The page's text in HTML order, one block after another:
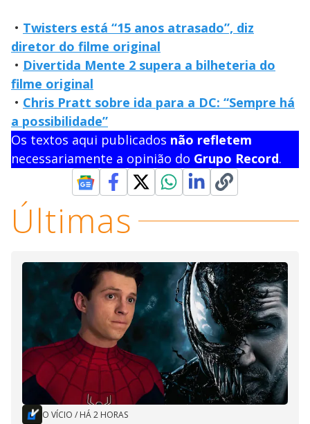
• Twisters está “15 anos atrasado”, diz
diretor do filme original
• Divertida Mente 2 supera a bilheteria do
filme original
• Chris Pratt sobre ida para a DC: “Sempre há
a possibilidade”
Os textos aqui publicados não refletem
necessariamente a opinião do Grupo Record.
Últimas
O VÍCIO / HÁ 2 HORAS